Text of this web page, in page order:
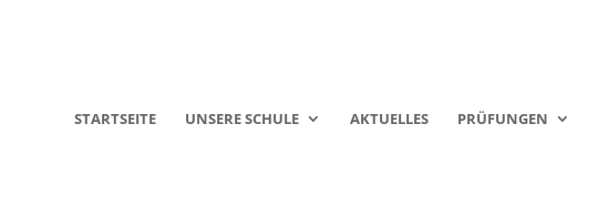
STARTSEITE UNSERE SCHULE AKTUELLES PRÜFUNGEN